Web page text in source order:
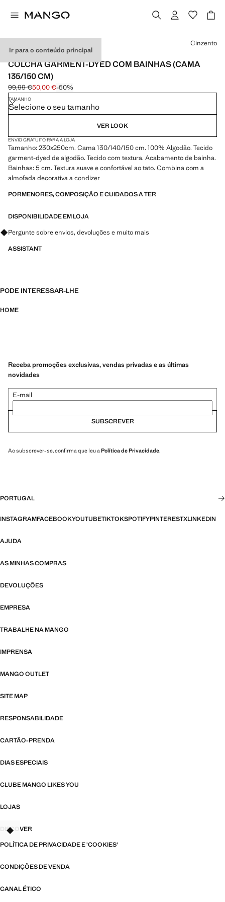
Ir para o conteúdo principal
MADE IN PORTUGAL
COLCHA GARMENT-DYED COM BAINHAS (CAMA
135/150 CM)
Preço inicial riscado [99,99 € ]
99,99 €
Preço atual [50,00 € ]
50,00 €-50%
Selecione uma cor
Cinzento
TAMANHO
Selecione o seu tamanho
VER LOOK
ENVIO GRATUITO PARA A LOJA
Tamanho: 230x250cm. Cama 130/140/150 cm. 100% Algodão. Tecido
garment-dyed de algodão. Tecido com textura. Acabamento de bainha.
Bainhas: 5 cm. Textura suave e confortável ao tato. Combina com a
almofada decorativa a condizer
PORMENORES, COMPOSIÇÃO E CUIDADOS A TER
DISPONIBILIDADE EM LOJA
Pergunte sobre envios, devoluções e muito mais
ASSISTANT
PODE INTERESSAR-LHE
HOME
Receba promoções exclusivas, vendas privadas e as últimas
novidades
E-mail
SUBSCREVER
Ao subscrever-se, confirma que leu a Política de Privacidade.
PORTUGAL
INSTAGRAMFACEBOOKYOUTUBETIKTOKSPOTIFYPINTERESTXLINKEDIN
AJUDA
AS MINHAS COMPRAS
DEVOLUÇÕES
EMPRESA
TRABALHE NA MANGO
IMPRENSA
MANGO OUTLET
SITE MAP
RESPONSABILIDADE
CARTÃO-PRENDA
DIAS ESPECIAIS
CLUBE MANGO LIKES YOU
LOJAS
DISCOVER
POLÍTICA DE PRIVACIDADE E 'COOKIES'
CONDIÇÕES DE VENDA
CANAL ÉTICO